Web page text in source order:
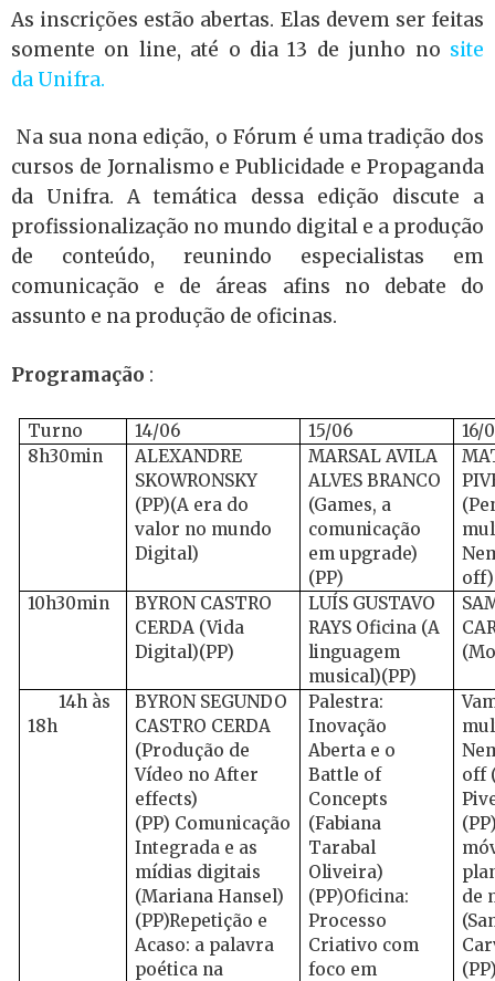
As inscrições estão abertas. Elas devem ser feitas
somente on line, até o dia 13 de junho no site
da Unifra.
Na sua nona edição, o Fórum é uma tradição dos
cursos de Jornalismo e Publicidade e Propaganda
da Unifra. A temática dessa edição discute a
profissionalização no mundo digital e a produção
de conteúdo, reunindo especialistas em
comunicação e de áreas afins no debate do
assunto e na produção de oficinas.
Programação :
Turno 14/06 15/06
16/
8h30min
ALEXANDRE
SKOWRONSKY
(PP)(A era do
valor no mundo
Digital)
MARSAL AVILA
ALVES BRANCO
(Games, a
comunicação
em upgrade)
(PP)
off)
10h30min
BYRON CASTRO
CERDA (Vida
Digital)(PP)
LUÍS GUSTAVO
RAYS Oficina (A
linguagem
musical)(PP)
14h às
18h
BYRON SEGUNDO
CASTRO CERDA
(Produção de
Vídeo no After
effects)
(PP) Comunicação
Integrada e as
mídias digitais
(Mariana Hansel)
(PP)Repetição e
Acaso: a palavra
poética na
Palestra:
Inovação
Aberta e o
Battle of
Concepts
(Fabiana
Tarabal
Oliveira)
(PP)Oficina:
Processo
Criativo com
foco em
off
de